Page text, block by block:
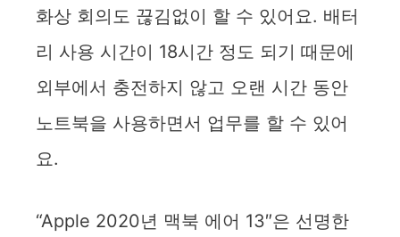
화상 회의도 끊김없이 할 수 있어요. 배터
리 사용 시간이 18시간 정도 되기 때문에
외부에서 충전하지 않고 오랜 시간 동안
노트북을 사용하면서 업무를 할 수 있어
요.
“Apple 2020년 맥북 에어 13″은 선명한